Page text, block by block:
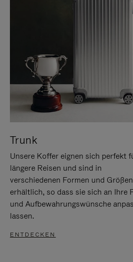
Trunk
Unsere Koffer eignen sich perfekt
längere Reisen und sind in
verschiedenen Formen und Größen
erhältlich, so dass sie sich an Ihre
und Aufbewahrungswünsche
lassen.
ENTDECKEN